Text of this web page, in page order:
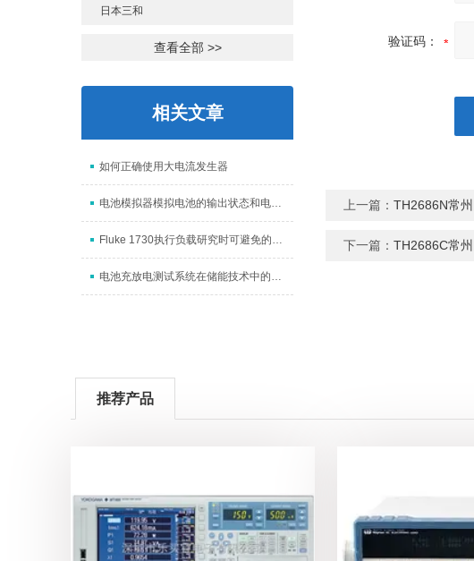
日本三和
查看全部 >>
相关文章
如何正确使用大电流发生器
电池模拟器模拟电池的输出状态和电池的充放电特性
Fluke 1730执行负载研究时可避免的六种错误
电池充放电测试系统在储能技术中的应用与优势
验证码：
上一篇： TH2686N常
下一篇： TH2686C常
推荐产品